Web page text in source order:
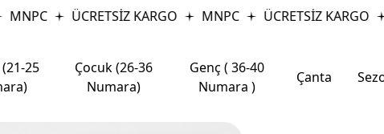
ÜCRETSİZ KARGO MNPC ÜCRETSİZ KARGO
25
Çocuk (26-36
Numara)
Genç ( 36-40
Numara )
Çanta